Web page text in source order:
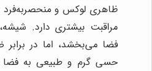
ظاهری لوکس و منحصربه‌فرد
مراقبت بیشتری دارد.
فضا می‌بخشد، اما در
حسی گرم و طبیعی به فضا